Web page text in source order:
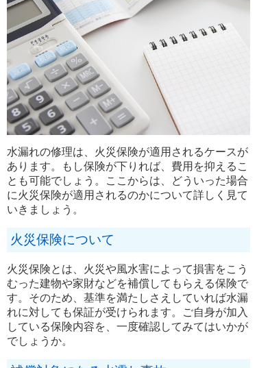
水漏れの修理は、火災保険が適用されるケースが
あります。もし保険が下りれば、費用を抑えるこ
とも可能でしょう。ここからは、どういった場合
に火災保険が適用されるのかについて詳しく見て
いきましょう。
火災保険について
火災保険とは、火災や風水害によって損害をこう
むった建物や家財などを補償してもらえる保険で
す。そのため、基準を満たしさえしていれば水漏
れに対しても保証が受けられます。ご自身が加入
している保険内容を、一度確認してみてはいかが
でしょうか。